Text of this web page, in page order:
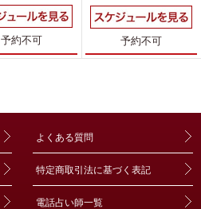
予約不可 予約不可
よくある質問
特定商取引法に基づく表記
電話占い師一覧